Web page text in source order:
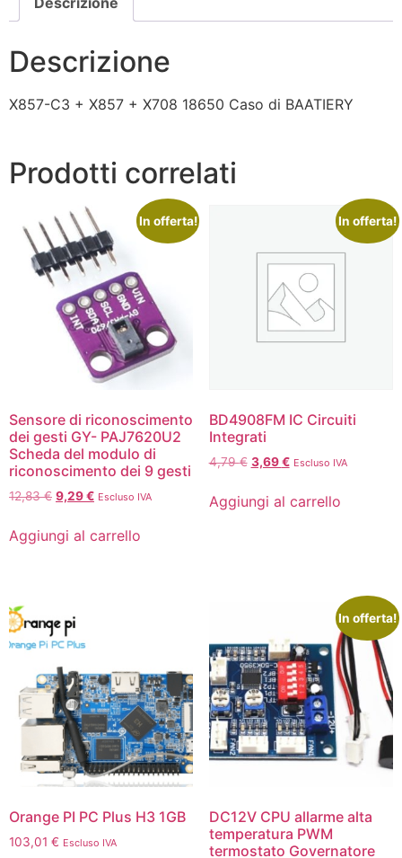
Descrizione
X857-C3 + X857 + X708 18650 Caso di BAATIERY
Prodotti correlati
In offerta!
Sensore di riconoscimento
dei gesti GY- PAJ7620U2
Scheda del modulo di
riconoscimento dei 9 gesti
12,83€ 9,29€ Escluso IVA
Aggiungi al carrello
In offerta!
BD4908FM IC Circuiti
Integrati
4,79€ 3,69€ Escluso IVA
Aggiungi al carrello
Orange PI PC Plus H3 1GB
103,01 € Escluso IVA
In offerta!
DC12V CPU allarme alta
temperatura PWM
termostato Governatore